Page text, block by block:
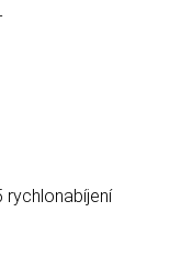
rychlonabíjení